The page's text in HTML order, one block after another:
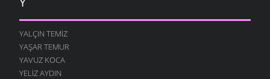
YALÇIN TEMIZ
YAŞAR TEMUR
YAVUZ KOCA
YELIZ AYDIN